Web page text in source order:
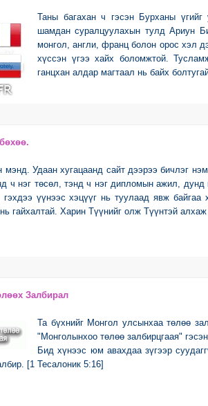
Таны багахан ч гэсэн Бурханы
шамдан суралцуулахын тулд Ариун
монгол, англи, франц болон орос хэл
хүссэн үгээ хайх боломжтой.
ганцхан алдар магтаал нь байх
мэнд. Удаан хугацаанд сайт дээрээ бичлэг
ч нэг төсөл, тэнд ч нэг дипломын ажил,
үүнээс хэцүүг нь туулаад явж
гайхалтай. Харин Түүнийг олж Түүнтэй
Залбирал
Та бүхнийг Монгол улсынхаа төлөө
"Монголынхоо төлөө залбирцгаая"
Бид хүнээс юм авахдаа зүгээр
[1 Тесалоник 5:16]